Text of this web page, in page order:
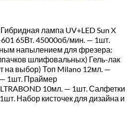
лампа UV+LED Sun X
65Вт. 45000об/мин. — 1шт.
напылением для фрезера:
шлифовальных) Гель-лак
на выбор) Топ Milano 12мл. —
1шт. Праймер
10мл. — 1шт. Салфетки
Набор кисточек для дизайна и